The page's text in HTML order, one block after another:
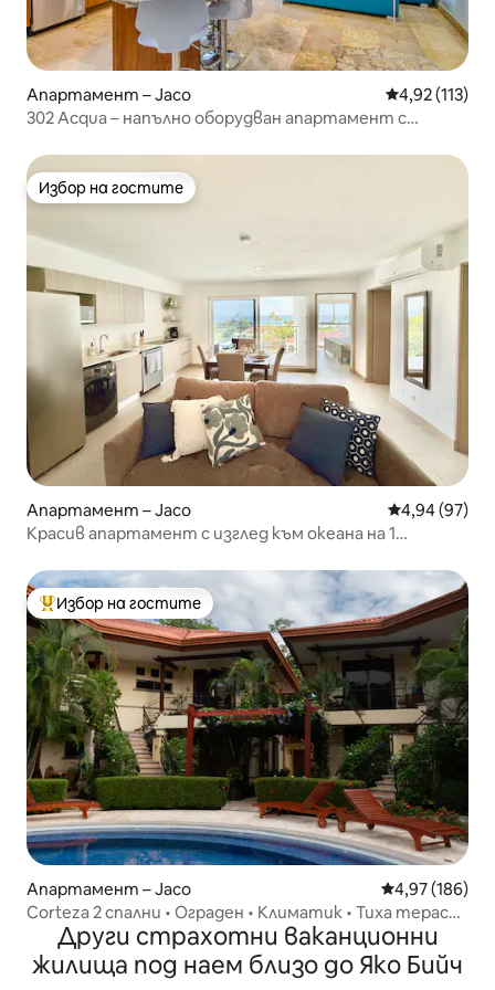
Апартамент – Jaco Средна
4,92 (113)
302 Acqua – напълно оборудван апартамент с
Избор на гостите
Избор на гостите
Апартамент – Jaco Средна
4,94 (97)
Красив апартамент с изглед към океана на 1
Най-популярен избор на гостите
Избор на гостите
Апартамент – Jaco Средна
4,97 (186)
Corteza 2 спални • Ограден • Климатик • Тиха тераса
+ басейни
Други страхотни ваканционни
жилища под наем близо до Яко Бийч